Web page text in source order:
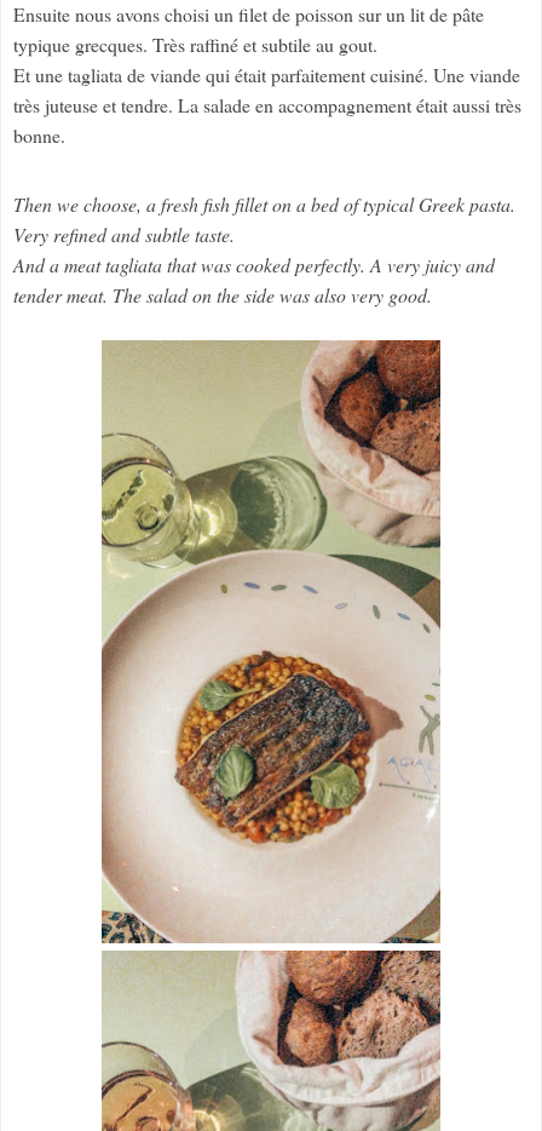
Ensuite nous avons choisi un filet de poisson sur un lit de pâte
typique grecques. Très raffiné et subtile au gout.
Et une tagliata de viande qui était parfaitement cuisiné. Une viande
très juteuse et tendre. La salade en accompagnement était aussi très
bonne.
Then we choose, a fresh fish fillet on a bed of typical Greek pasta.
Very refined and subtle taste.
And a meat tagliata that was cooked perfectly. A very juicy and
tender meat. The salad on the side was also very good.